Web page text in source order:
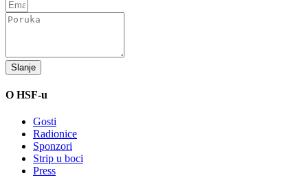
Slanje
O HSF-u
Gosti
Radionice
Sponzori
Strip u boci
Press